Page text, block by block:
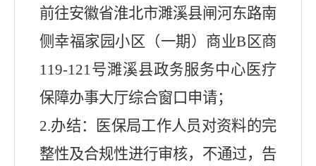
前往安徽省淮北市濉溪县闸河东路南
侧幸福家园小区（一期）商业B 区商
119-121号濉溪县政务服务中心医疗
保障办事大厅综合窗口申请；
2.办结：医保局工作人员对资料的完
整性及合规性进行审核，不通过，告